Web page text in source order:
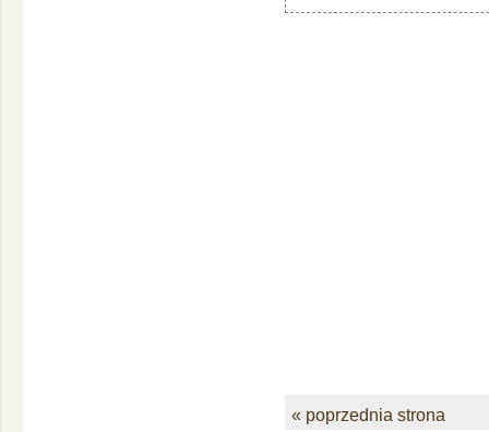
« poprzednia strona